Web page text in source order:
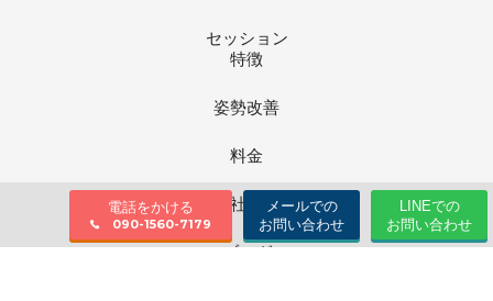
セッション
特徴
姿勢改善
料金
会社情報
ブログ
電話をかける
090-1560-7179
メールでの
お問い合わせ
LINEでの
お問い合わせ